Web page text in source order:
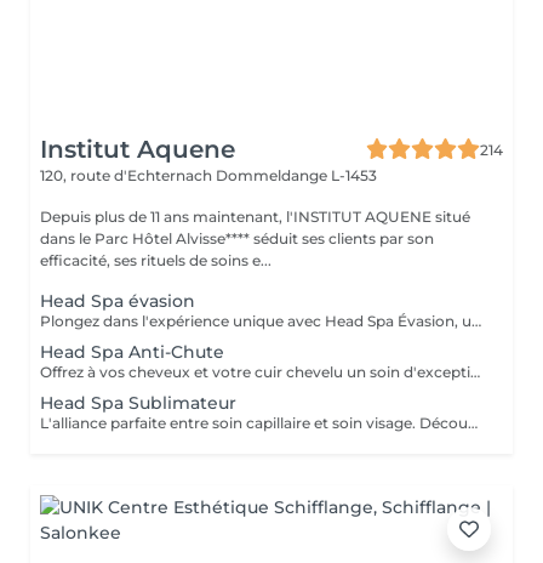
Institut Aquene
214
120, route d'Echternach Dommeldange L-1453
Depuis plus de 11 ans maintenant, l'INSTITUT AQUENE situé
dans le Parc Hôtel Alvisse**** séduit ses clients par son
efficacité, ses rituels de soins e...
Head Spa évasion
Plongez dans l'expérience unique avec Head Spa Évasion, un soin dédié exclusivement à votre cuir chevelu. Ce rituel express est idéal pour découvrir les bienfaits du Head Spa, alliant relaxation profonde et stimulation du cuir chevelu. Un Moment Pour Vous Évader - Nettoyage en profondeur: Élimination des impuretés pour un cuir chevelu purifié. - Massage ciblé: Une gestuelle relaxante qui stimule la microcirculation et soulage les tensions. - Hydratation et soin: Des produits adaptés pour nourrir et revitaliser votre cuir chevelu. Un sèche cheveux et des brosses sont mis à votre disposition pour que vous ne repartiez pas avec la tête mouillée.
Head Spa Anti-Chute
Offrez à vos cheveux et votre cuir chevelu un soin d'exception avec notre Head Spa Anti-chute, utilisant les produits haut de gamme NANNIC. Ce traitement innovant a été conçu pour prévenir la chute des cheveux, favoriser leur repousse et renforcer leur santé globale. Les Bienfaits des Produits NANNIC Les soins NANNIC sont formulés avec des complexes innovants et des ingrédients naturels tels que: - Peptides bioactifs: stimulent la croissance et renforcent les racines. - Extraits végétaux: Apaisent et rééquilibrent le cuir chevelu. - Technologie NBE: Optimise la pénétration des actifs pour des résultats visible dès les premières séances. Afin de prolonger les bienfaits à la maison, bénéficiez d'une réduction de 15% sur la gamme capillaire ainsi que les trousses au format voyage et/ou découverte. Un sèche cheveux et des brosses sont mis à votre disposition pour que vous ne repartiez pas avec la tête mouillée
Head Spa Sublimateur
L'alliance parfaite entre soin capillaire et soin visage. Découvrez notre nouveau Head Spa Sublimateur qui marie le meilleur des soins capillaires et des soins visage pour une expérience de bien-être et de beauté complète. Conçu pour sublimer vos cheveux tout en revitalisant votre peau, ce soin est une véritable parenthèse de détente et de régénération. En Quoi Consiste ce soin ? Le Head Spa Sublimateur est un protocole unique qui agit en profondeur sur vos cheveux, votre cuir chevelu et votre visage: - Soin Capillaire Personnalisé: Nettoyage, massage et application de soins adaptés pour purifier le cuir chevelu, renforcer la fibre capillaire et sublimer vos cheveux. - Rituel visage: Un soin ciblé pour hydrater, apaiser et illuminer la peau, en utilisant des produits premium et techniques expertes. - Massage Relaxant: Une gestuelle douce et enveloppante pour une détente absolue, favorisant la circulation et l'oxygénation des tissus. Les Bienfaits - Pour vos cheveux: Un cuir chevelu purifié, des cheveux plus brillants, plus doux et revitalisés en profondeur. - Pour votre peau: Un teint éclatant, une peau repulpée et nourrie, visiblement apaisée. - Pour votre Bien-être: Une relaxation totale et un moment de lâcher-prise unique. Un moment d'exception pour sublimer votre beauté naturelle Un sèche cheveux et des brosses sont mis à votre disposition pour que vous ne repartiez pas avec la tête mouillée